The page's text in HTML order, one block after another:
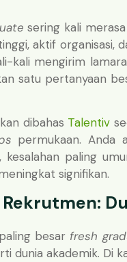
sering kali
aktif organisasi,
kali mengirim
satu pertanyaan
dibahas Talentiv
permukaan. Anda
kesalahan paling
signifikan.
besar fresh
dunia akademik. Di